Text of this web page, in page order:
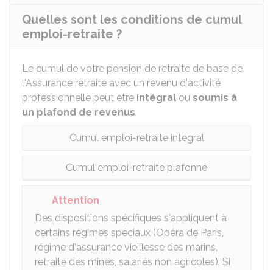
Quelles sont les conditions de cumul
emploi-retraite ?
Le cumul de votre pension de retraite de base de
l'Assurance retraite avec un revenu d'activité
professionnelle peut être intégral ou soumis à
un plafond de revenus.
Cumul emploi-retraite intégral
Cumul emploi-retraite plafonné
Attention
Des dispositions spécifiques s'appliquent à
certains régimes spéciaux (Opéra de Paris,
régime d'assurance vieillesse des marins,
retraite des mines, salariés non agricoles). Si